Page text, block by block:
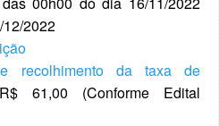
2022
recolhimento da taxa de
61,00 (Conforme Edital